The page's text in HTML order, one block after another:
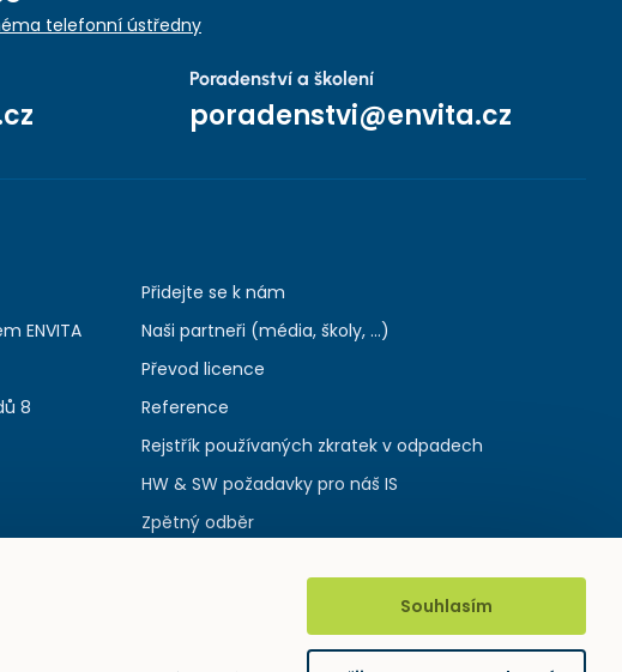
telefonní ústředny
Poradenství a školení
poradenstvi@envita.cz
ENVITA
8
Přidejte se k nám
Naši partneři (média, školy, ...)
Převod licence
Reference
Rejstřík používaných zkratek v odpadech
HW & SW požadavky pro náš IS
Zpětný odběr
Souhlasím